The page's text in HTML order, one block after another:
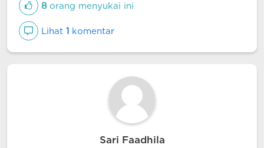
8orang menyukai ini
Lihat 1 komentar
Sari Faadhila